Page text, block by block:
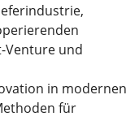
Venture und
in modernen
für